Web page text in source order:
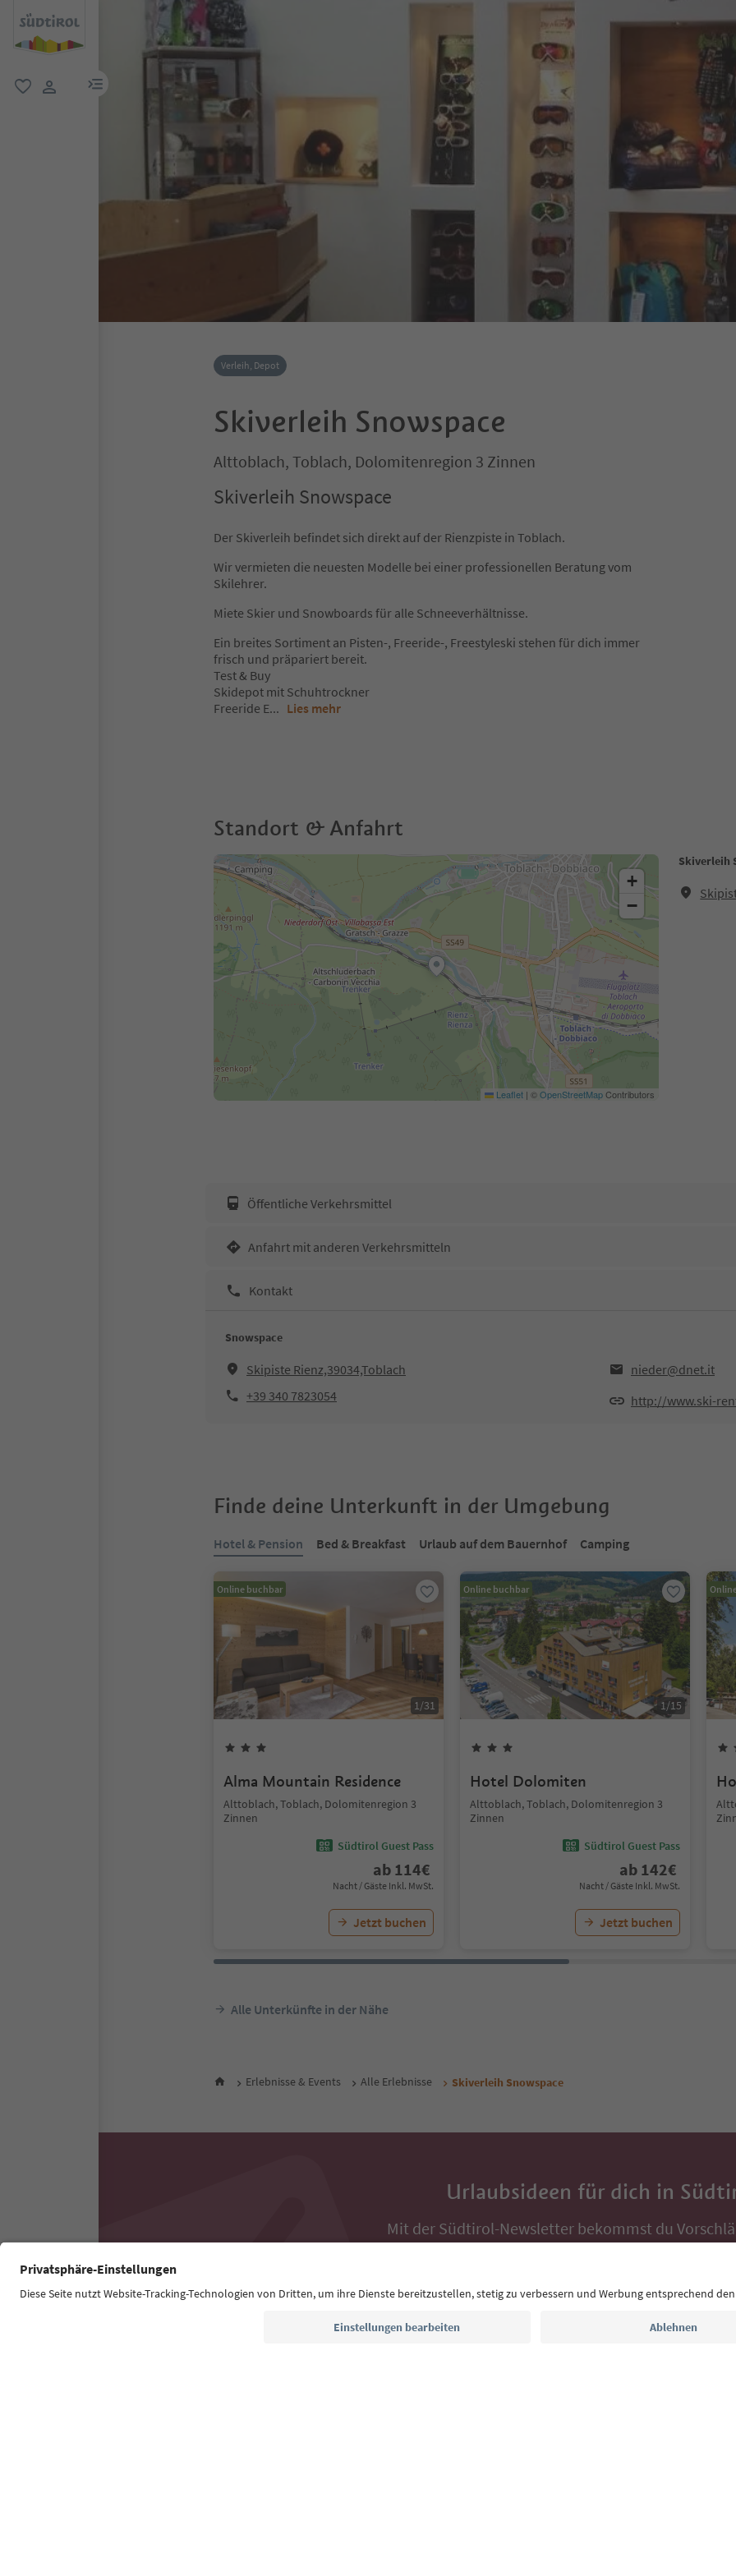
menu link
Verleih, Depot
Skiverleih Snowspace
Alttoblach, Toblach, Dolomitenregion 3 Zinnen
Skiverleih Snowspace
Der Skiverleih befindet sich direkt auf der Rienzpiste in Toblach.
Wir vermieten die neuesten Modelle bei einer professionellen Beratung vom
Skilehrer.
Miete Skier und Snowboards für alle Schneeverhältnisse.
Ein breites Sortiment an Pisten-, Freeride-, Freestyleski stehen für dich immer
frisch und präpariert bereit.
Test & Buy
Skidepot mit Schuhtrockner
Freeride E... Lies mehr
Standort & Anfahrt
Skiverleih
+
−
Leaflet | ©OpenStreetMapContributors
Öffentliche Verkehrsmittel
Anfahrt mit anderen Verkehrsmitteln
Kontakt
Snowspace
Skipiste Rienz,39034,Toblach
nieder@dnet.it
+39 340 7823054
http://www.ski-
Finde deine Unterkunft in der Umgebung
Hotel & Pension Bed & Breakfast Urlaub auf dem Bauernhof Camping
Online buchbar
1/31
Alma Mountain Residence
Alttoblach, Toblach, Dolomitenregion 3
Zinnen
Südtirol Guest Pass
ab 114€
Nacht / Gäste Inkl. MwSt.
Jetzt buchen
Online buchbar
1/15
Hotel Dolomiten
Alttoblach, Toblach, Dolomitenregion 3
Zinnen
Südtirol Guest Pass
ab 142€
Nacht / Gäste Inkl. MwSt.
Jetzt buchen
Alle Unterkünfte in der Nähe
Erlebnisse & Events Alle Erlebnisse Skiverleih Snowspace
Urlaubsideen für dich in
Mit der Südtirol-Newsletter bekommst du
Auszeit, Veranstaltungs-Tipps und typische
E-Mail Adresse